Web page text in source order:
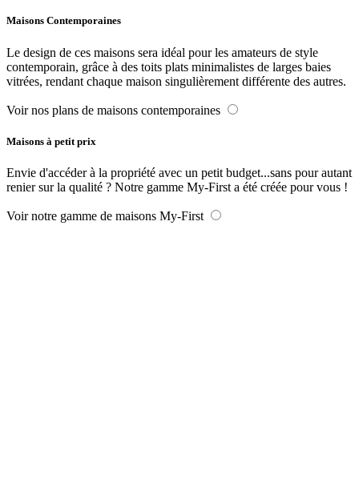
Maisons Contemporaines
Le design de ces maisons sera idéal pour les amateurs de style
contemporain, grâce à des toits plats minimalistes de larges baies
vitrées, rendant chaque maison singulièrement différente des autres.
Voir nos plans de maisons contemporaines
Maisons à petit prix
Envie d'accéder à la propriété avec un petit budget...sans pour autant
renier sur la qualité ? Notre gamme My-First a été créée pour vous !
Voir notre gamme de maisons My-First